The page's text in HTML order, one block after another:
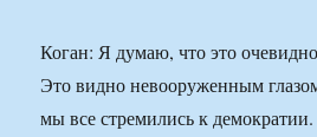
Коган: Я думаю, что это
Это видно невооруженным
мы все стремились к